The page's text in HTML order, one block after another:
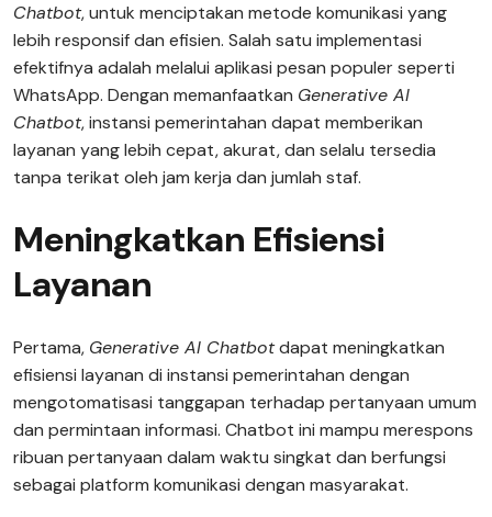
Chatbot, untuk menciptakan metode komunikasi yang
lebih responsif dan efisien. Salah satu implementasi
efektifnya adalah melalui aplikasi pesan populer seperti
WhatsApp. Dengan memanfaatkan Generative AI
Chatbot, instansi pemerintahan dapat memberikan
layanan yang lebih cepat, akurat, dan selalu tersedia
tanpa terikat oleh jam kerja dan jumlah staf.
Meningkatkan Efisiensi
Layanan
Pertama, Generative AI Chatbotdapat meningkatkan
efisiensi layanan di instansi pemerintahan dengan
mengotomatisasi tanggapan terhadap pertanyaan umum
dan permintaan informasi. Chatbot ini mampu merespons
ribuan pertanyaan dalam waktu singkat dan berfungsi
sebagai platform komunikasi dengan masyarakat.